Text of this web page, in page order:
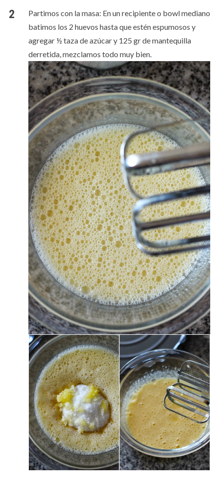
Partimos con la masa: En un recipiente o bowl mediano
batimos los 2 huevos hasta que estén espumosos y
agregar ½ taza de azúcar y 125 gr de mantequilla
derretida, mezclamos todo muy bien.